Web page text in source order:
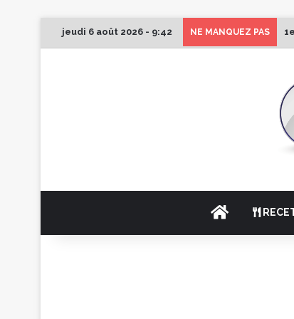
jeudi 6 août 2026 - 9:42 NE MANQUEZ PAS
ACCUEIL